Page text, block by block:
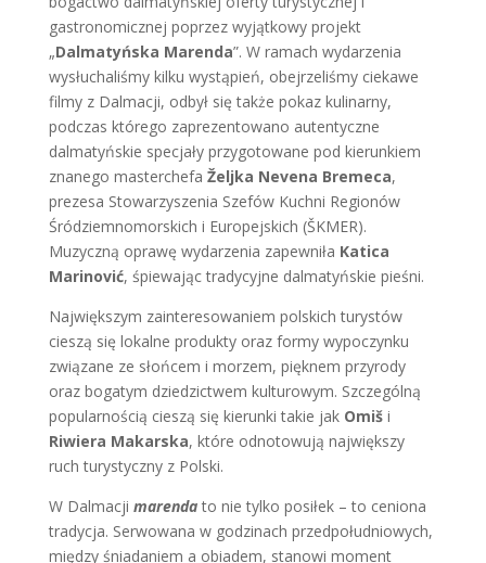
gastronomicznej poprzez wyjątkowy projekt
„Dalmatyńska Marenda”. W ramach wydarzenia
wysłuchaliśmy kilku wystąpień, obejrzeliśmy ciekawe
filmy z Dalmacji, odbył się także pokaz kulinarny,
podczas którego zaprezentowano autentyczne
dalmatyńskie specjały przygotowane pod kierunkiem
znanego masterchefa Željka Nevena Bremeca,
prezesa Stowarzyszenia Szefów Kuchni Regionów
Śródziemnomorskich i Europejskich (ŠKMER).
Muzyczną oprawę wydarzenia zapewniła Katica
Marinović, śpiewając tradycyjne dalmatyńskie pieśni.
Największym zainteresowaniem polskich turystów
cieszą się lokalne produkty oraz formy wypoczynku
związane ze słońcem i morzem, pięknem przyrody
oraz bogatym dziedzictwem kulturowym. Szczególną
popularnością cieszą się kierunki takie jak Omiši
Riwiera Makarska, które odnotowują największy
ruch turystyczny z Polski.
W Dalmacji marendato nie tylko posiłek – to ceniona
tradycja. Serwowana w godzinach przedpołudniowych,
między śniadaniem a obiadem, stanowi moment